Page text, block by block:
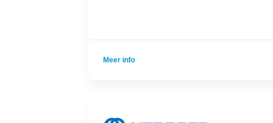
Meer info